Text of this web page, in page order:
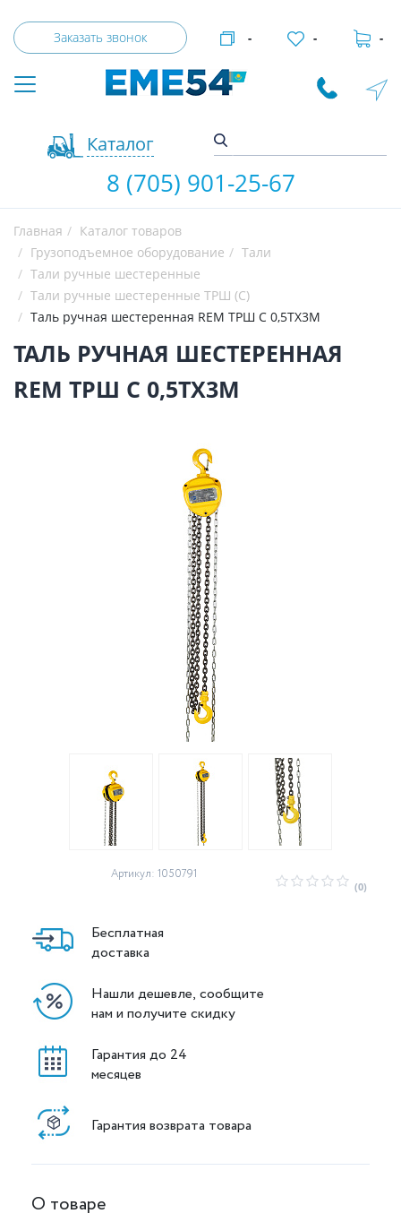
Заказать звонок
Каталог
- - -
8 (705) 901-25-67
Главная
Каталог товаров
Грузоподъемное оборудование
Тали
Тали ручные шестеренные
Тали ручные шестеренные ТРШ (С)
Таль ручная шестеренная REM ТРШ C 0,5ТХ3М
ТАЛЬ РУЧНАЯ ШЕСТЕРЕННАЯ
REM ТРШ C 0,5ТХ3М
Артикул: 1050791
(0)
Бесплатная
доставка
Нашли дешевле, сообщите
нам и получите скидку
Гарантия до 24
месяцев
Гарантия возврата товара
О товаре